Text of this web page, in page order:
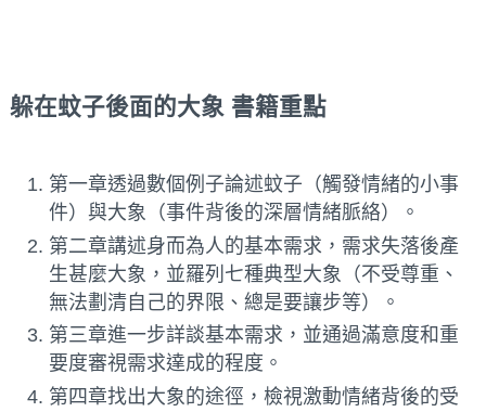
躲在蚊子後面的大象書籍重點
第一章透過數個例子論述蚊子（觸發情緒的小事
件）與大象（事件背後的深層情緒脈絡）。
第二章講述身而為人的基本需求，需求失落後產
生甚麼大象，並羅列七種典型大象（不受尊重、
無法劃清自己的界限、總是要讓步等）。
第三章進一步詳談基本需求，並通過滿意度和重
要度審視需求達成的程度。
第四章找出大象的途徑，檢視激動情緒背後的受